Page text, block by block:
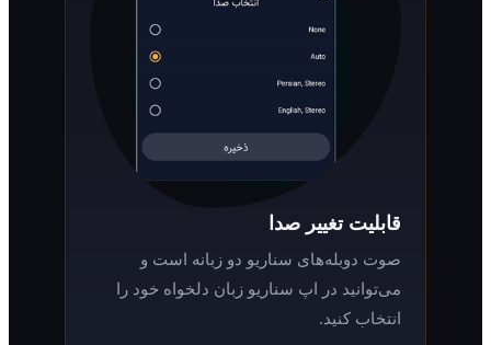
قابلیت تغییر صدا
صوت دوبله‌های سناریو دو زبانه است و
می‌توانید در اپ سناریو زبان دلخواه خود را
انتخاب کنید.